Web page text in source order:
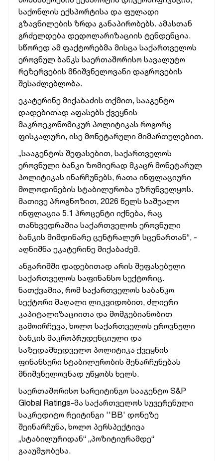
საქონლის ექსპორტისა და ფულადი
გზავნილების ზრდა განაპირობებს. ამასთან
გრძელდება დედოლარიზაციის ტენდენცია.
სწორედ ამ ფაქტორებმა მისცა საქართველოს
ეროვნულ ბანკს საერთაშორისო სავალუტო
რეზერვების მნიშვნელოვანი დაგროვების
შესაძლებლობა.
ეკატერინე მიქაბაძის თქმით, სააგენტო
დადებითად აფასებს ქვეყნის
მაკროეკონომიკურ პოლიტიკას როგორც
ფისკალური, ისე მონეტარული მიმართულებით.
„სააგენტოს შეფასებით, საქართველოს
ეროვნული ბანკი ზომიერად მკაცრ მონეტარულ
პოლიტიკას ინარჩუნებს, რათა ინფლაციური
მოლოდინების სტაბილურობა უზრუნველყოს.
მათივე პროგნოზით, 2026 წელს საშუალო
ინფლაცია 5.1 პროცენტი იქნება, რაც
თანხვედრაშია საქართველოს ეროვნული
ბანკის მიმდინარე ცენტრალურ სცენართან“, -
აღნიშნა ეკატერინე მიქაბაძემ.
ანგარიშში დადებითად არის შეფასებული
საქართველოს საფინანსო სექტორიც.
ნათქვამია, რომ საქართველოს საბანკო
სექტორი მაღალი ლიკვიდობით, ძლიერი
კაპიტალიზაციითა და მომგებიანობით
გამოირჩევა, ხოლო საქართველოს ეროვნული
ბანკის მაკროპრუდენციული და
საზედამხედველო პოლიტიკა ქვეყნის
ფინანსური სტაბილურობის შენარჩუნებას
მნიშვნელოვნად უწყობს ხელს.
საერთაშორისო სარეიტინგო სააგენტო S&P
Global Ratings-მა საქართველოს სუვერენული
საკრედიტო რეიტინგი ''BB' დონეზე
შეინარჩუნა, ხოლო პერსპექტივა
„სტაბილურიდან“ „პოზიტიურამდე“
გააუმჯობესა.